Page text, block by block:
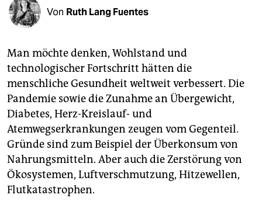
fragen & hilfe
abo
genossenschaft
epaper login
Von Ruth Lang Fuentes
Man möchte denken, Wohlstand und
technologischer Fortschritt hätten die
menschliche Gesundheit weltweit verbessert. Die
Pandemie sowie die Zunahme an Übergewicht,
Dia­betes, Herz-Kreislauf- und
Atemwegserkrankungen zeugen vom Gegenteil.
Gründe sind zum Beispiel der Überkonsum von
Nahrungsmitteln. Aber auch die Zerstörung von
Ökosystemen, Luftverschmutzung, Hitzewellen,
Flutkatastrophen.